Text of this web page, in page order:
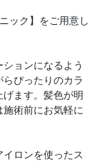
ック】をご用意し
ョンになるよう
ぴったりのカラ
ます。髪色が明
術前にお気軽に
ロンを使ったス